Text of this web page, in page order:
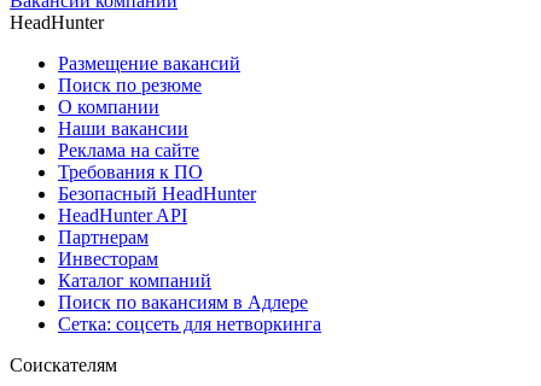
HeadHunter
Размещение вакансий
Поиск по резюме
О компании
Наши вакансии
Реклама на сайте
Требования к ПО
Безопасный HeadHunter
HeadHunter API
Партнерам
Инвесторам
Каталог компаний
Поиск по вакансиям в Адлере
Сетка: соцсеть для нетворкинга
Соискателям